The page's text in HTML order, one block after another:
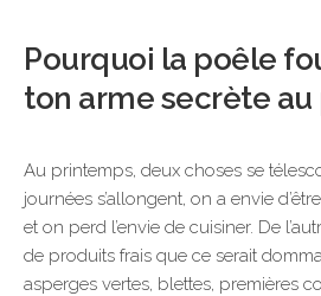
Pourquoi la poêle
ton arme secrète
Au printemps, deux choses se
journées s’allongent, on a envie
et on perd l’envie de cuisiner. De
de produits frais que ce serait
asperges vertes, blettes, premières